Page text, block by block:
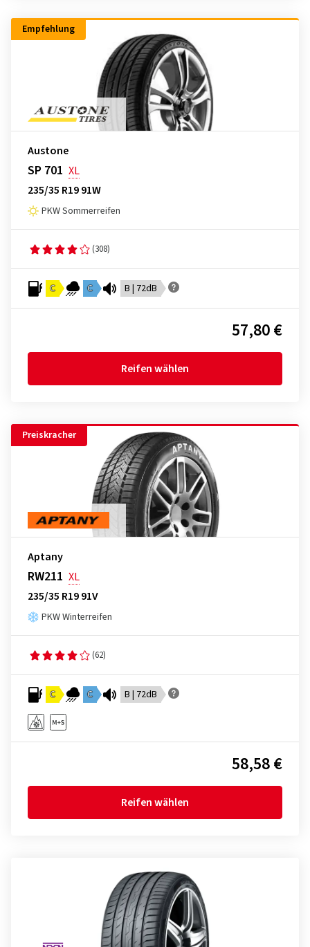
Empfehlung
Austone
SP 701 XL
235/35 R19 91W
PKW Sommerreifen
(308)
C C B | 72dB
57,80 €
Reifen wählen
Preiskracher
Aptany
RW211 XL
235/35 R19 91V
PKW Winterreifen
(62)
C C B | 72dB
58,58 €
Reifen wählen